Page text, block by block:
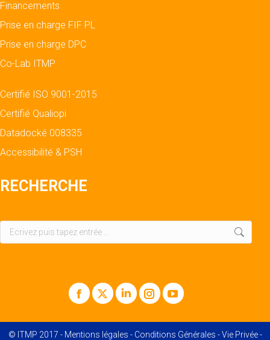
Financements
Prise en charge FIF PL
Prise en charge DPC
Co-Lab ITMP
Certifié ISO 9001-2015
Certifié Qualiopi
Datadocké 008335
Accessibilité & PSH
RECHERCHE
Recherche
:
Facebook
X LinkedInInstagramYouTube
© ITMP 2017 - Mentions légales - Conditions Générales -Vie Privée-